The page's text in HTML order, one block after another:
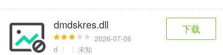
dmdskres.dll
2026-07-06
d
未知
下载